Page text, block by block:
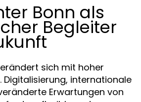
Bonn als
Begleiter
sich mit hoher
Digitalisierung, internationale
Erwartungen von